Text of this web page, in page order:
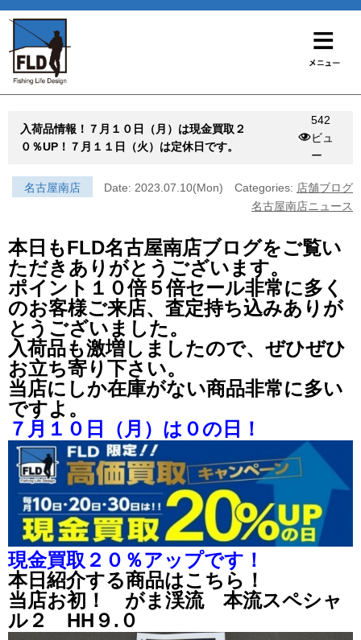
入荷品情報！７月１０日（月）は現金買取２
０％UP！７月１１日（火）は定休日です。
542
ビュ
ー
名古屋南店 Date: 2023.07.10(Mon) Categories: 店舗ブログ
名古屋南店ニュース
本日もFLD名古屋南店ブログをご覧い
ただきありがとうございます。
ポイント１０倍５倍セール非常に多く
のお客様ご来店、査定持ち込みありが
とうございました。
入荷品も激増しましたので、ぜひぜひ
お立ち寄り下さい。
当店にしか在庫がない商品非常に多い
ですよ。
７月１０日（月）は０の日！
現金買取２０％アップです！
本日紹介する商品はこちら！
当店お初！ がま渓流 本流スペシャ
ル２ HH９.０